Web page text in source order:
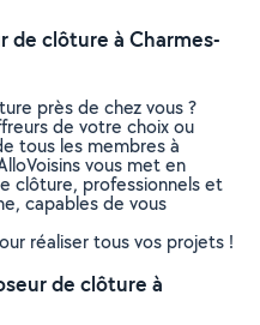
de clôture à Charmes-
près de chez vous ?
de votre choix ou
tous les membres à
vous met en
clôture, professionnels et
capables de vous
réaliser tous vos projets !
de clôture à